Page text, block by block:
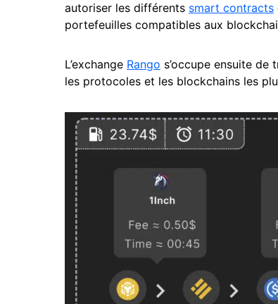
autoriser les différents smart contracts
portefeuilles compatibles aux
L’exchange Rango s’occupe ensuite de
les protocoles et les blockchains les